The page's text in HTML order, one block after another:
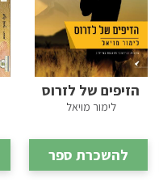
הזיפים של לזרוס
לימור מויאל
להשכרת ספר